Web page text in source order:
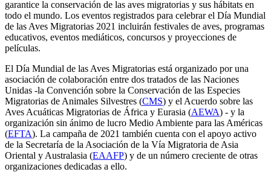
garantice la conservación de las aves migratorias y sus hábitats en
todo el mundo. Los eventos registrados para celebrar el Día Mundial
de las Aves Migratorias 2021 incluirán festivales de aves, programas
educativos, eventos mediáticos, concursos y proyecciones de
películas.
El Día Mundial de las Aves Migratorias está organizado por una
asociación de colaboración entre dos tratados de las Naciones
Unidas -la Convención sobre la Conservación de las Especies
Migratorias de Animales Silvestres (CMS) y el Acuerdo sobre las
Aves Acuáticas Migratorias de África y Eurasia (AEWA) - y la
organización sin ánimo de lucro Medio Ambiente para las Américas
(EFTA). La campaña de 2021 también cuenta con el apoyo activo
de la Secretaría de la Asociación de la Vía Migratoria de Asia
Oriental y Australasia (EAAFP) y de un número creciente de otras
organizaciones dedicadas a ello.